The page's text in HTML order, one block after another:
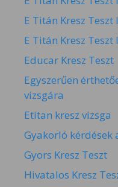
E Titán Kresz
E Titán Kresz
Educar Kresz Teszt
Egyszerűen
vizsgára
Etitan kresz vizsga
Gyakorló kérdések
Gyors Kresz Teszt
Hivatalos Kresz